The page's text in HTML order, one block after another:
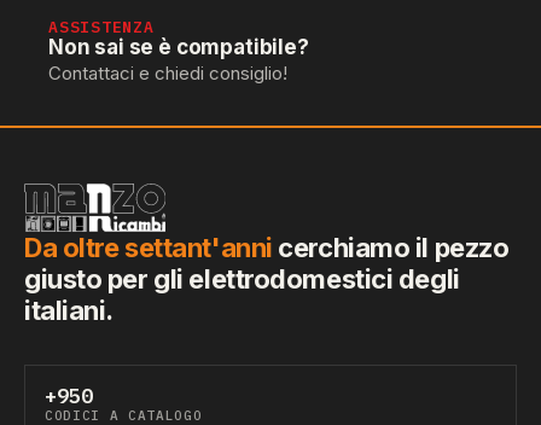
ASSISTENZA
Non sai se è compatibile?
Contattaci e chiedi consiglio!
Da oltre settant'anni cerchiamo il pezzo
giusto per gli elettrodomestici degli
italiani.
+950
CODICI A CATALOGO